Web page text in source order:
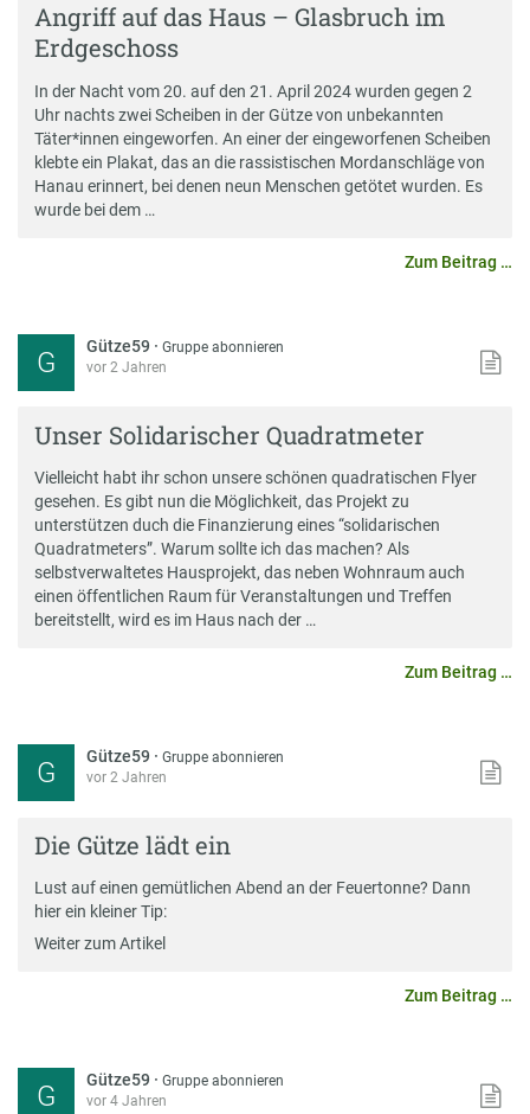
Angriff auf das Haus – Glasbruch im
Erdgeschoss
In der Nacht vom 20. auf den 21. April 2024 wurden gegen 2
Uhr nachts zwei Scheiben in der Gütze von unbekannten
Täter*innen eingeworfen. An einer der eingeworfenen Scheiben
klebte ein Plakat, das an die rassistischen Mordanschläge von
Hanau erinnert, bei denen neun Menschen getötet wurden. Es
wurde bei dem …
Zum Beitrag …
G Gütze59 ·Gruppe abonnieren
vor 2 Jahren
Unser Solidarischer Quadratmeter
Vielleicht habt ihr schon unsere schönen quadratischen Flyer
gesehen. Es gibt nun die Möglichkeit, das Projekt zu
unterstützen duch die Finanzierung eines “solidarischen
Quadratmeters”. Warum sollte ich das machen? Als
selbstverwaltetes Hausprojekt, das neben Wohnraum auch
einen öffentlichen Raum für Veranstaltungen und Treffen
bereitstellt, wird es im Haus nach der …
Zum Beitrag …
G Gütze59 ·Gruppe abonnieren
vor 2 Jahren
Die Gütze lädt ein
Lust auf einen gemütlichen Abend an der Feuertonne? Dann
hier ein kleiner Tip:
Weiter zum Artikel
Zum Beitrag …
G Gütze59 ·Gruppe abonnieren
vor 4 Jahren